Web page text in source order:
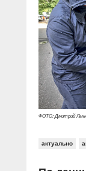
Прямой
В знании
Газета
Журнал
О
Контакты
Вакансии
ФОТО: Дмитрий
актуально